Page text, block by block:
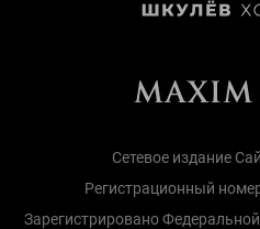
Сетевое издание
Регистрационный
Зарегистрировано